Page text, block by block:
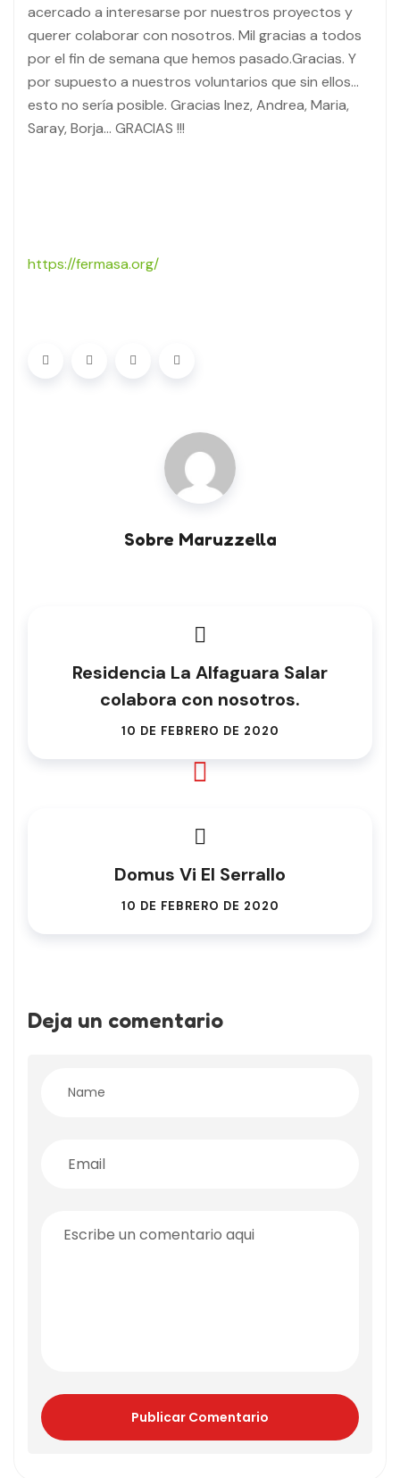
acercado a interesarse por nuestros proyectos y
querer colaborar con nosotros. Mil gracias a todos
por el fin de semana que hemos pasado.Gracias. Y
por supuesto a nuestros voluntarios que sin ellos…
esto no sería posible. Gracias Inez, Andrea, Maria,
Saray, Borja… GRACIAS !!!
https://fermasa.org/
Sobre Maruzzella
Residencia La Alfaguara Salar
colabora con nosotros.
10 DE FEBRERO DE 2020
Domus Vi El Serrallo
10 DE FEBRERO DE 2020
Deja un comentario
Publicar Comentario